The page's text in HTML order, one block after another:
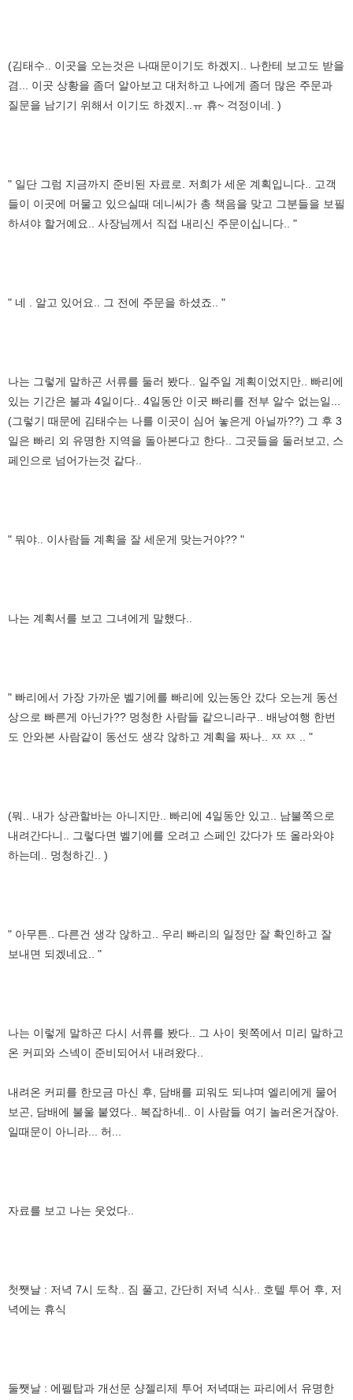
(김태수.. 이곳을 오는것은 나때문이기도 하겠지.. 나한테 보고도 받을
겸... 이곳 상황을 좀더 알아보고 대처하고 나에게 좀더 많은 주문과
질문을 남기기 위해서 이기도 하겠지..ㅠ 휴~ 걱정이네. )
" 일단 그럼 지금까지 준비된 자료로. 저희가 세운 계획입니다.. 고객
들이 이곳에 머물고 있으실때 데니씨가 총 책음을 맞고 그분들을 보필
하셔야 할거예요.. 사장님께서 직접 내리신 주문이십니다.. "
" 네 . 알고 있어요.. 그 전에 주문을 하셨죠.. "
나는 그렇게 말하곤 서류를 둘러 봤다.. 일주일 계획이었지만.. 빠리에
있는 기간은 불과 4일이다.. 4일동안 이곳 빠리를 전부 알수 없는일...
(그렇기 때문에 김태수는 나를 이곳이 심어 놓은게 아닐까??) 그 후 3
일은 빠리 외 유명한 지역을 돌아본다고 한다.. 그곳들을 둘러보고, 스
페인으로 넘어가는것 같다..
" 뭐야.. 이사람들 계획을 잘 세운게 맞는거야?? "
나는 계획서를 보고 그녀에게 말했다..
" 빠리에서 가장 가까운 벨기에를 빠리에 있는동안 갔다 오는게 동선
상으로 빠른게 아닌가?? 멍청한 사람들 같으니라구.. 배낭여행 한번
도 안와본 사람같이 동선도 생각 않하고 계획을 짜나.. ㅉ ㅉ .. "
(뭐.. 내가 상관할바는 아니지만.. 빠리에 4일동안 있고.. 남불쪽으로
내려간다니.. 그렇다면 벨기에를 오려고 스페인 갔다가 또 올라와야
하는데.. 멍청하긴.. )
" 아무튼.. 다른건 생각 않하고.. 우리 빠리의 일정만 잘 확인하고 잘
보내면 되겠네요.. "
나는 이렇게 말하곤 다시 서류를 봤다.. 그 사이 윗쪽에서 미리 말하고
온 커피와 스넥이 준비되어서 내려왔다..
내려온 커피를 한모금 마신 후, 담배를 피워도 되냐며 엘리에게 물어
보곤, 담배에 불울 붙였다.. 복잡하네.. 이 사람들 여기 놀러온거잖아.
일때문이 아니라... 허...
자료를 보고 나는 웃었다..
첫쨋날 : 저녁 7시 도착.. 짐 풀고, 간단히 저녁 식사.. 호텔 투어 후, 저
녁에는 휴식
둘쨋날 : 에펠탑과 개선문 샹젤리제 투어 저녁때는 파리에서 유명한